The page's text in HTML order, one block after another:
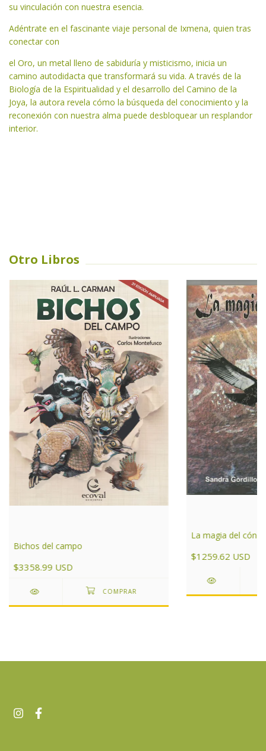
su vinculación con nuestra esencia.
Adéntrate en el fascinante viaje personal de Ixmena, quien tras
conectar con
el Oro, un metal lleno de sabiduría y misticismo, inicia un
camino autodidacta que transformará su vida. A través de la
Biología de la Espiritualidad y el desarrollo del Camino de la
Joya, la autora revela cómo la búsqueda del conocimiento y la
reconexión con nuestra alma puede desbloquear un resplandor
interior.
Otro Libros
Bichos del campo
$3358.99 USD
La magia del
$1259.62 USD